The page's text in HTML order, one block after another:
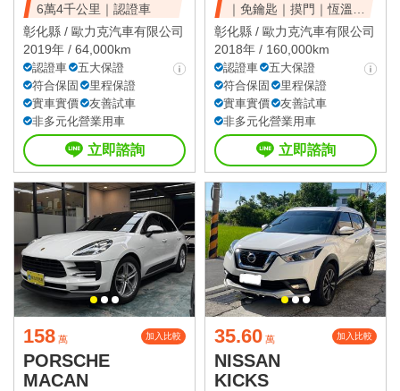
6萬4千公里｜認證車
彰化縣 / 歐力克汽車有限公司
2019年 / 64,000km
認證車
五大保證
符合保固
里程保證
實車實價
友善試車
非多元化營業用車
立即諮詢
｜免鑰匙｜摸門｜恆溫｜
全車原鈑件
彰化縣 / 歐力克汽車有限公司
2018年 / 160,000km
認證車
五大保證
符合保固
里程保證
實車實價
友善試車
非多元化營業用車
立即諮詢
158 萬 加入比較
PORSCHE
MACAN
35.60 萬 加入比較
NISSAN
KICKS